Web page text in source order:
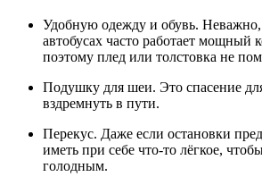
Удобную одежду и обувь. Неважно,
автобусах часто работает мощный
поэтому плед или толстовка не
Подушку для шеи. Это спасение
вздремнуть в пути.
Перекус. Даже если остановки
иметь при себе что-то лёгкое,
голодным.